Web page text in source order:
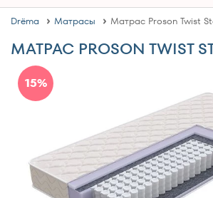
Drёma Матрасы Матрас Proson Twist
МАТРАС PROSON TWIST
15%